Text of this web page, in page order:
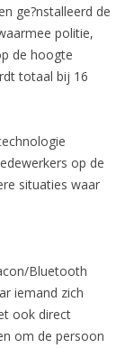
ge?nstalleerd de
politie,
de hoogte
totaal bij 16
op de
situaties waar
Bluetooth
iemand zich
ook direct
om de persoon